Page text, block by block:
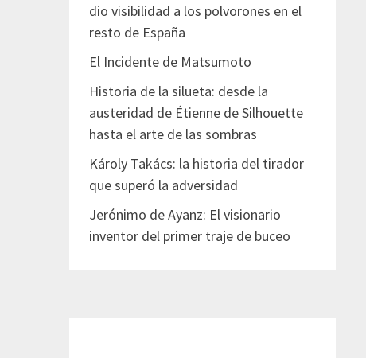
dio visibilidad a los polvorones en el
resto de España
El Incidente de Matsumoto
Historia de la silueta: desde la
austeridad de Étienne de Silhouette
hasta el arte de las sombras
Károly Takács: la historia del tirador
que superó la adversidad
Jerónimo de Ayanz: El visionario
inventor del primer traje de buceo